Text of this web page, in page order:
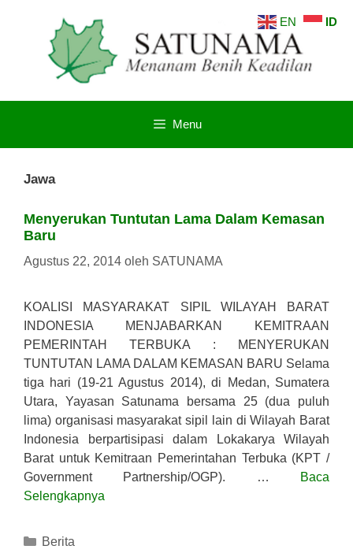
Menu
Jawa
Menyerukan Tuntutan Lama Dalam Kemasan
Baru
Agustus 22, 2014 oleh SATUNAMA
KOALISI MASYARAKAT SIPIL WILAYAH BARAT
INDONESIA MENJABARKAN KEMITRAAN
PEMERINTAH TERBUKA : MENYERUKAN
TUNTUTAN LAMA DALAM KEMASAN BARU Selama
tiga hari (19-21 Agustus 2014), di Medan, Sumatera
Utara, Yayasan Satunama bersama 25 (dua puluh
lima) organisasi masyarakat sipil lain di Wilayah Barat
Indonesia berpartisipasi dalam Lokakarya Wilayah
Barat untuk Kemitraan Pemerintahan Terbuka (KPT /
Government Partnership/OGP). …
Baca
Selengkapnya
Kategori
Berita
EN ID